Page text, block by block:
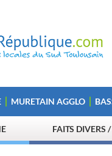
MURETAIN AGGLO
FAITS DIVERS